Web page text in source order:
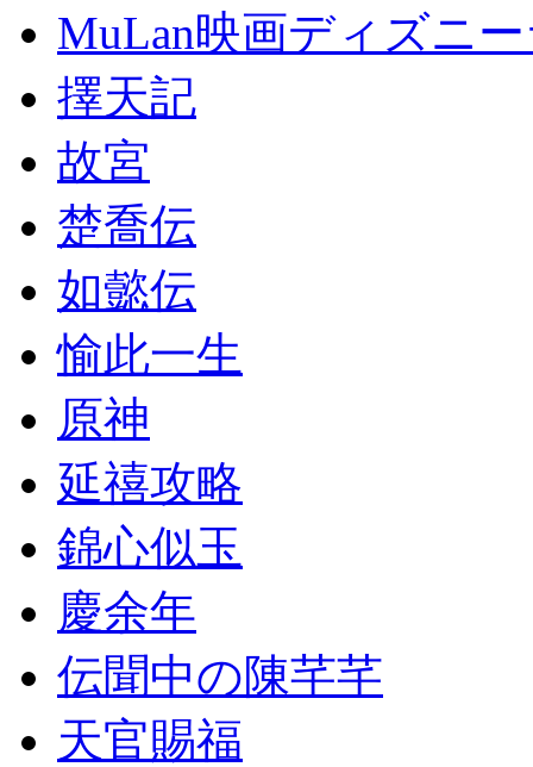
MuLan映画ディズニ
擇天記
故宮
楚喬伝
如懿伝
愉此一生
原神
延禧攻略
錦心似玉
慶余年
伝聞中の陳芊芊
天官賜福